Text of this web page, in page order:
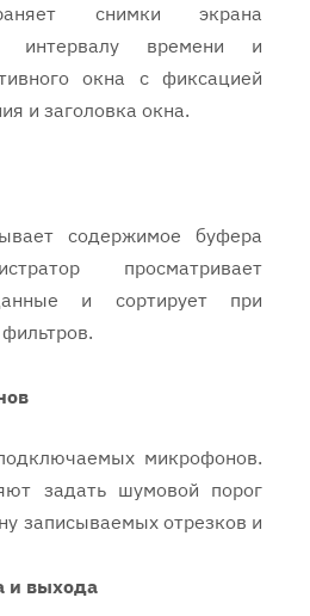
снимки экрана
интервалу времени и
окна с фиксацией
и заголовка окна.
содержимое буфера
просматривает
и сортирует при
микрофонов.
задать шумовой порог
записываемых отрезков и
и выхода